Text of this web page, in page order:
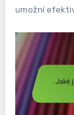
umožní